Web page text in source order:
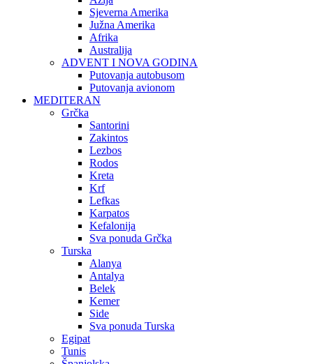
Sjeverna Amerika
Južna Amerika
Afrika
Australija
ADVENT I NOVA GODINA
Putovanja autobusom
Putovanja avionom
MEDITERAN
Grčka
Santorini
Zakintos
Lezbos
Rodos
Kreta
Krf
Lefkas
Karpatos
Kefalonija
Sva ponuda Grčka
Turska
Alanya
Antalya
Belek
Kemer
Side
Sva ponuda Turska
Egipat
Tunis